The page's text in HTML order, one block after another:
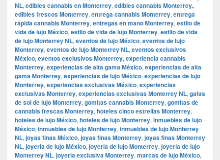
NL, edibles cannabis en Monterrey, edibles cannabis Monterrey.,
edibles frescos Monterrey, entrega cannabis Monterrey, entrega
rápida cannabis Monterrey, entregas en mano Monterrey, estilo de
vida de lujo México, estilo de vida de lujo Monterrey, estilo de vida
de lujo Monterrey NL, eventos de lujo México, eventos de lujo
Monterrey, eventos de lujo Monterrey NL, eventos exclusivos
México, eventos exclusivos Monterrey, experiencia cannabis
Monterrey, experiencias de alta gama México, experiencias de alta
gama Monterrey, experiencias de lujo México, experiencias de lujo
Monterrey, experiencias exclusivas México, experiencias
exclusivas Monterrey, experiencias exclusivas Monterrey NL, gafas
de sol de lujo Monterrey, gomitas cannabis Monterrey, gomitas de
cannabis frescas Monterrey, hoteles cinco estrellas Monterrey,
hoteles de lujo México, hoteles de lujo Monterrey, inmuebles de lujo
México, inmuebles de lujo Monterrey, inmuebles de lujo Monterrey
NL, joyas finas México, joyas finas Monterrey, joyas finas Monterrey
NL, joyería de lujo México, joyería de lujo Monterrey, joyería de lujo
Monterrey NL, joyería exclusiva Monterrey, marcas de lujo México,